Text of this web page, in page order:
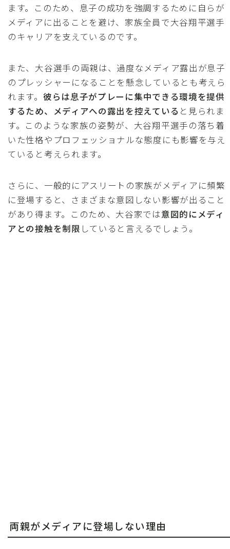
ます。このため、息子の成功を強調するために自らが
メディアに出ることを避け、家族全員で大谷翔平選手
のキャリアを支えているのです。
また、大谷選手の両親は、過度なメディア露出が息子
のプレッシャーになることを懸念しているとも考えら
れます。 彼らは息子がプレーに集中できる環境を提供
するため、メディアへの露出を控えている と見られま
す。このような家族の姿勢が、大谷翔平選手の落ち着
いた性格やプロフェッショナルな態度にも影響を与え
ていると考えられます。
さらに、一般的にアスリートの家族がメディアに頻繁
に登場すると、さまざまな意図しない影響が出ること
があり得ます。このため、大谷家では意図的にメディ
アとの接触を制限 していると言えるでしょう。
両親がメディアに登場しない理由